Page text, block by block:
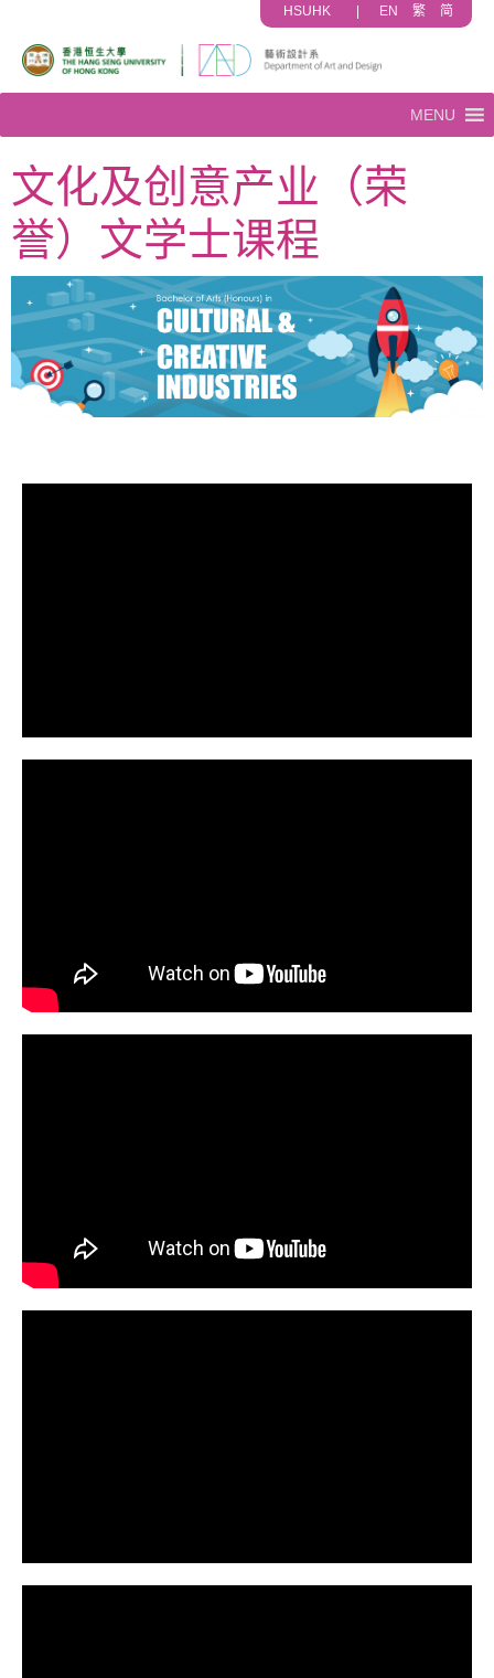
HSUHK EN 繁 简
MENU
文化及创意产业（荣
誉）文学士课程